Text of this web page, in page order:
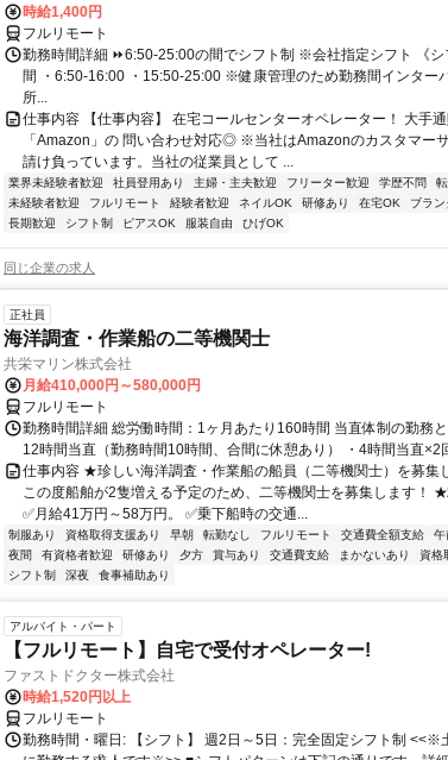
時給1,400円
フルリモート
勤務時間詳細 ⏩6:50-25:00の間でシフト制 ※会社指定シフト 《
間 ・6:50-16:00 ・15:50-25:00 ※健康管理のため勤務間インター
所...
仕事内容 【仕事内容】 在宅コールセンターオペレーター！ 大手通
「Amazon」の 問い合わせ対応◎ ※当社はAmazonのカスタマー
請け負っています。当社の従業員として ...
業界未経験者歓迎 社員登用あり 主婦・主夫歓迎 フリーター歓迎 学歴不問
未経験者歓迎
フルリモート 経験者歓迎 ネイルOK 研修あり 在宅OK ブラン
長期歓迎
シフト制 ピアスOK 服装自由 ひげOK
同じ企業の求人
正社員
海洋調査・作業船の二等機関士
共栄マリン株式会社
月給410,000円～580,000円
フルリモート
勤務時間詳細 総労働時間：1ヶ月あたり160時間 当直体制の勤務と
12時間当直（勤務時間10時間、合間に休憩あり） ・4時間当直×2
仕事内容 ★珍しい海洋調査・作業船の船員（二等機関士）を募集
この度船舶が2隻増える予定のため、二等機関士を募集します！
✅月給41万円～58万円。 ✅乗下船時の交通...
制服あり 資格取得支援あり 早朝 転勤なし フルリモート 交通費全額支給 午
夜間
有資格者歓迎 研修あり 夕方 賞与あり 交通費支給 まかないあり
資格
シフト制
深夜 食事補助あり
アルバイト・パート
【フルリモート】自宅で受付オペレーター!
ファストドクター株式会社
時給1,520円以上
フルリモート
勤務時間・曜日: 【シフト】 週2日～5日：完全固定シフト制 <<※